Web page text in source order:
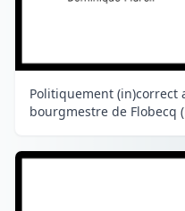
Politiquement (in)correct
bourgmestre de Flobecq